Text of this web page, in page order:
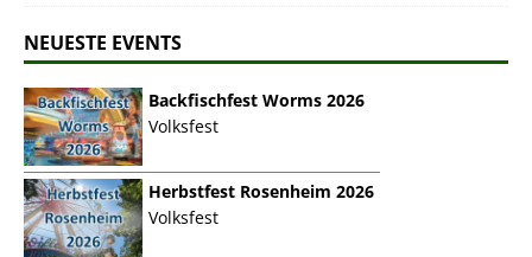
NEUESTE EVENTS
Backfischfest Worms 2026
Volksfest
Herbstfest Rosenheim 2026
Volksfest